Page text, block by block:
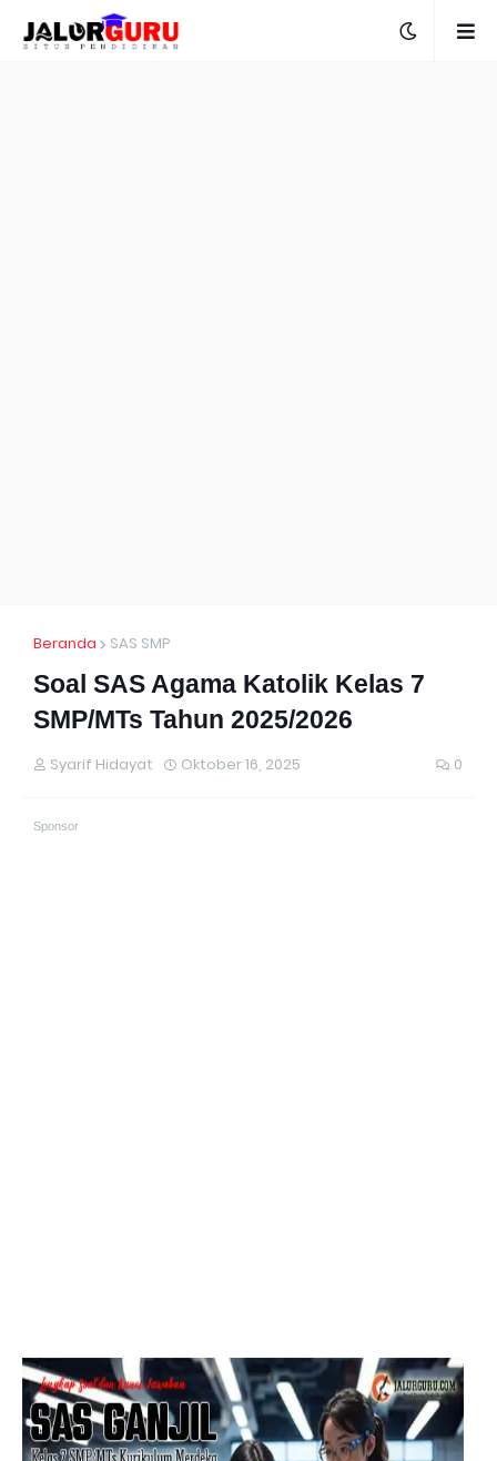
Beranda SAS SMP
Soal SAS Agama Katolik Kelas 7
SMP/MTs Tahun 2025/2026
Syarif Hidayat Oktober 16, 2025 0
Sponsor